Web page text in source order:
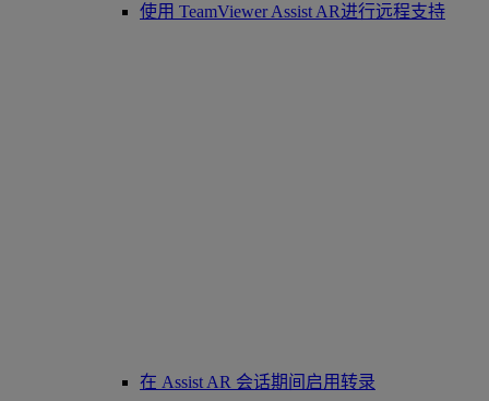
使用 TeamViewer Assist AR进行远程支持
在 Assist AR 会话期间启用转录